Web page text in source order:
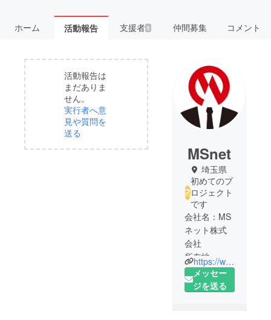
ホーム 活動報告 支援者8 仲間募集 コメント
活動報告は
まだありま
せん。
実行者へ意
見や質問を
送る
MSnet
埼玉県
初めてのプ
ロジェクト
です
会社名：MS
ネット株式
会社
所在地：〒
351-0012 埼
玉県朝霞市
https://www.msnet.asia/
メッセー
ジを送る